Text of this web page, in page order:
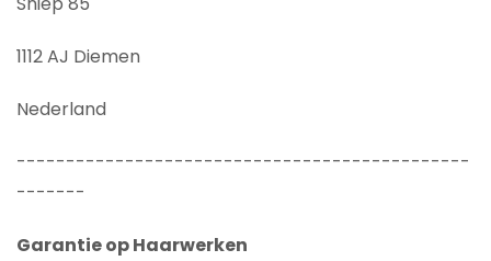
1112 AJ Diemen
Nederland
----------------------------------------------
-------
Garantie op Haarwerken